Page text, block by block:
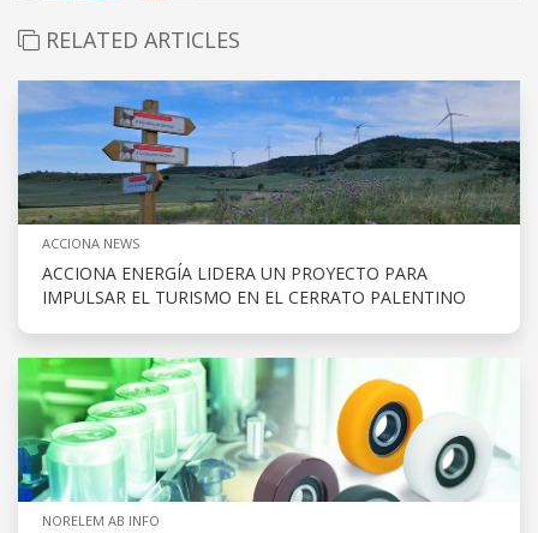
RELATED ARTICLES
ACCIONA NEWS
ACCIONA ENERGÍA LIDERA UN PROYECTO PARA
IMPULSAR EL TURISMO EN EL CERRATO PALENTINO
NORELEM AB INFO